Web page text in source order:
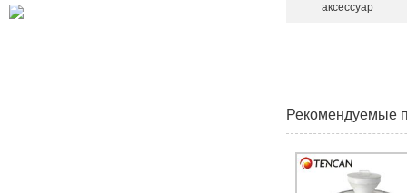
аксессуар
Рекомендуемые